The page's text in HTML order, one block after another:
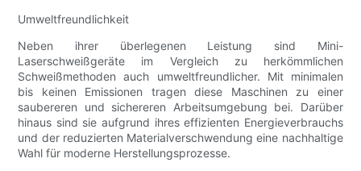
Umweltfreundlichkeit
Neben ihrer überlegenen Leistung sind Mini-
Laserschweißgeräte im Vergleich zu herkömmlichen
Schweißmethoden auch umweltfreundlicher. Mit minimalen
bis keinen Emissionen tragen diese Maschinen zu einer
saubereren und sichereren Arbeitsumgebung bei. Darüber
hinaus sind sie aufgrund ihres effizienten Energieverbrauchs
und der reduzierten Materialverschwendung eine nachhaltige
Wahl für moderne Herstellungsprozesse.